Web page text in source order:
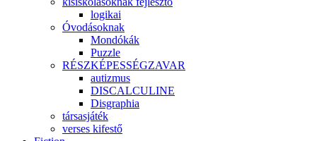
logikai
Óvodásoknak
Mondókák
Puzzle
RÉSZKÉPESSÉGZAVAR
autizmus
DISCALCULINE
Disgraphia
társasjáték
verses kifestő